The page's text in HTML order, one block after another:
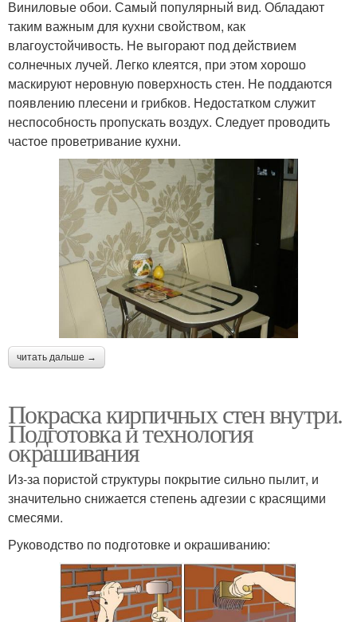
Виниловые обои. Самый популярный вид. Обладают
таким важным для кухни свойством, как
влагоустойчивость. Не выгорают под действием
солнечных лучей. Легко клеятся, при этом хорошо
маскируют неровную поверхность стен. Не поддаются
появлению плесени и грибков. Недостатком служит
неспособность пропускать воздух. Следует проводить
частое проветривание кухни.
читать дальше →
Покраска кирпичных стен внутри.
Подготовка и технология
окрашивания
Из-за пористой структуры покрытие сильно пылит, и
значительно снижается степень адгезии с красящими
смесями.
Руководство по подготовке и окрашиванию: